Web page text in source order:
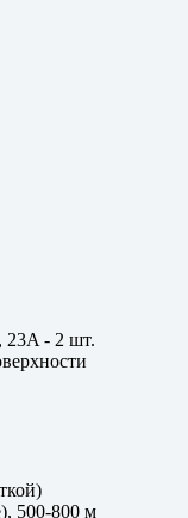
23A - 2 шт.
500-800 м